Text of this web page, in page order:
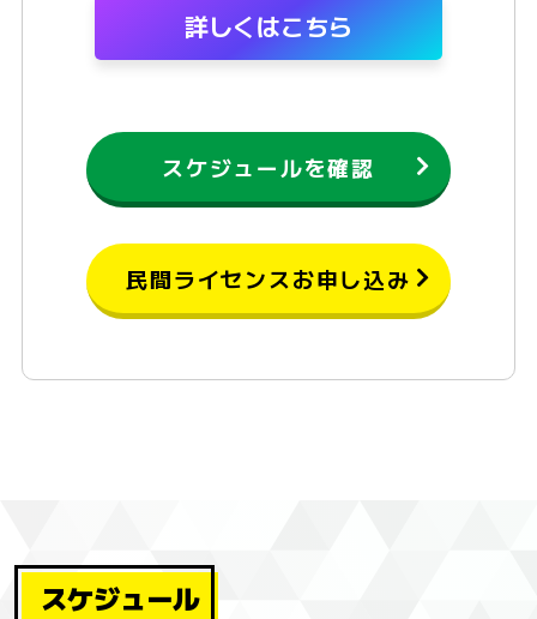
詳しくはこちら
スケジュールを確認
民間ライセンスお申し込み
スケジュール